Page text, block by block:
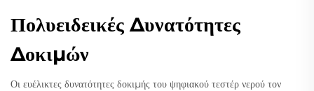
Πολυειδεικές Δυνατότητες
Δοκιμών
Οι ευέλικτες δυνατότητες δοκιμής του ψηφιακού τεστέρ νερού τον